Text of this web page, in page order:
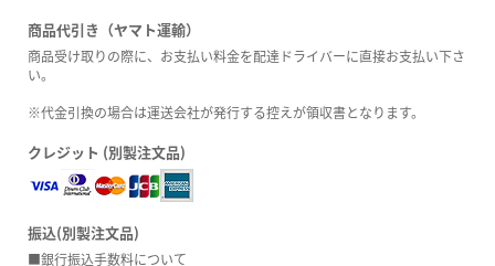
商品代引き（ヤマト運輸）
商品受け取りの際に、お支払い料金を配達ドライバーに直接お支払い下さ
い。
※代金引換の場合は運送会社が発行する控えが領収書となります。
クレジット (別製注文品)
振込(別製注文品)
■銀行振込手数料について